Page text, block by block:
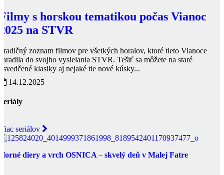
s horskou tematikou počas Vianoc
na STVR
zoznam filmov pre všetkých horalov, ktoré tieto Vianoce
do svojho vysielania STVR. Tešiť sa môžete na staré
klasiky aj nejaké tie nové kúsky...
14.12.2025
seriálov
diery a vrch OSNICA – skvelý deň v Malej Fatre